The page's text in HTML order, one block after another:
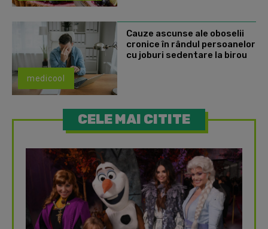
medicool
Cauze ascunse ale oboselii
cronice în rândul persoanelor
cu joburi sedentare la birou
CELE MAI CITITE